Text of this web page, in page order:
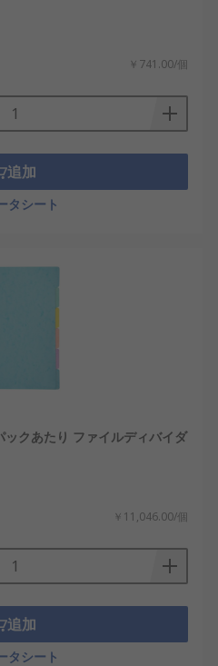
￥741.00/個
追加
タシート
クあたり ファイルディバイダ
￥11,046.00/個
追加
タシート